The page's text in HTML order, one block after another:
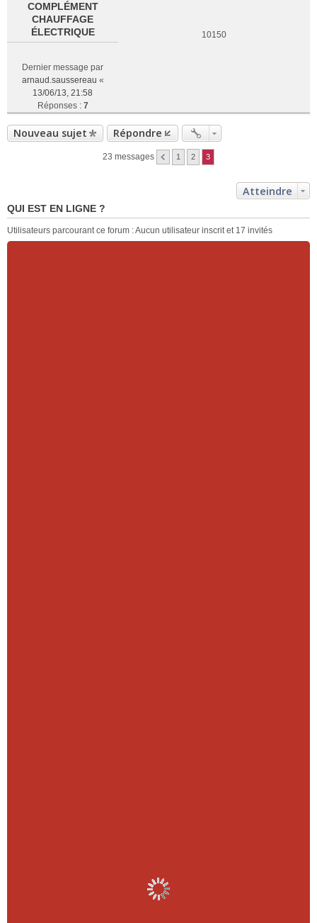
COMPLÉMENT
CHAUFFAGE
ÉLECTRIQUE
Dernier message par
arnaud.saussereau «
13/06/13, 21:58
Réponses : 7
10150
Nouveau sujet Répondre
23 messages 1 2 3
Atteindre
QUI EST EN LIGNE ?
Utilisateurs parcourant ce forum : Aucun utilisateur inscrit et 17 invités